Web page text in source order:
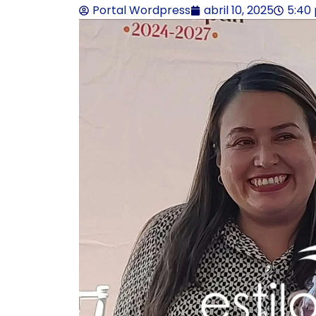
Portal Wordpress abril 10, 2025 5:40